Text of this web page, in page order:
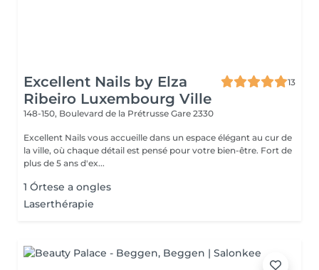
Excellent Nails by Elza
Ribeiro Luxembourg Ville
13
148-150, Boulevard de la Prétrusse Gare 2330
Excellent Nails vous accueille dans un espace élégant au cur de
la ville, où chaque détail est pensé pour votre bien-être. Fort de
plus de 5 ans d'ex...
1 Órtese a ongles
Laserthérapie